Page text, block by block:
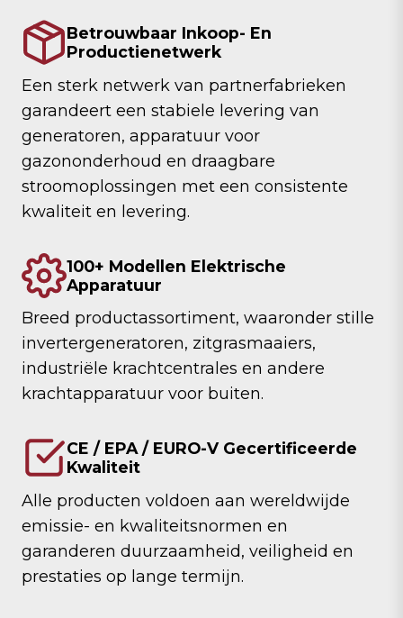
Betrouwbaar Inkoop- En
Productienetwerk
Een sterk netwerk van partnerfabrieken
garandeert een stabiele levering van
generatoren, apparatuur voor
gazononderhoud en draagbare
stroomoplossingen met een consistente
kwaliteit en levering.
100+ Modellen Elektrische
Apparatuur
Breed productassortiment, waaronder stille
invertergeneratoren, zitgrasmaaiers,
industriële krachtcentrales en andere
krachtapparatuur voor buiten.
CE / EPA / EURO-V Gecertificeerde
Kwaliteit
Alle producten voldoen aan wereldwijde
emissie- en kwaliteitsnormen en
garanderen duurzaamheid, veiligheid en
prestaties op lange termijn.